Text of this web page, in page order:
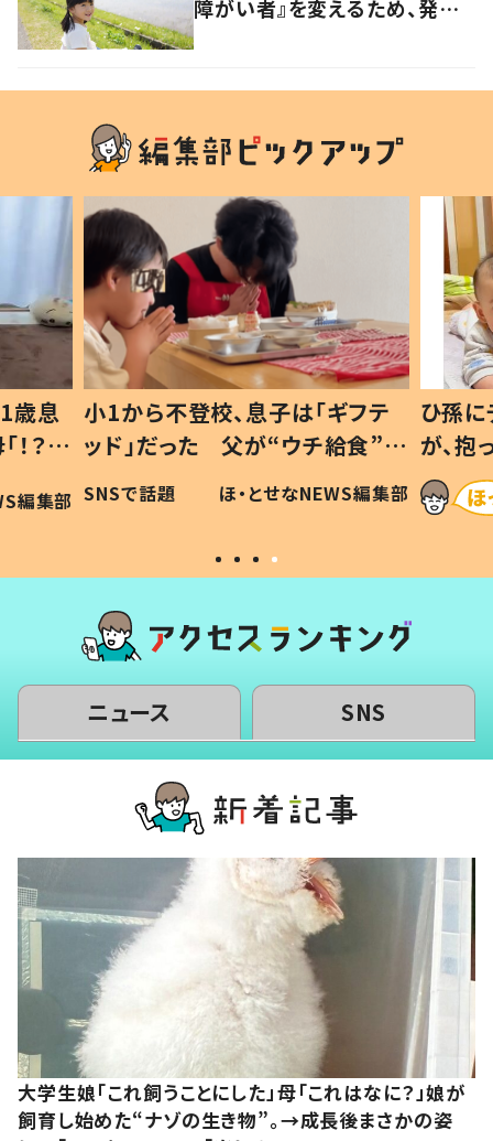
障がい者』を変えるため、発信
歳息
？」
編集部
小1から不登校、息子は「ギフテ
ッド」だった 父が“ウチ給食”を
作り続ける理由とは #令和の親
#令和の子
SNSで話題 ほ・とせなNEWS編集部
ひ孫
が、
「涙が
い」
ニュース SNS
大学生娘「これ飼うことにした」母「これはなに？」娘が
飼育し始めた“ナゾの生き物”。→成長後まさかの姿